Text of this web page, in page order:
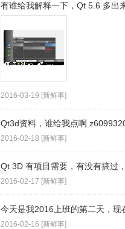
有谁给我解释一下，Qt 5.6 多出
2016-03-19 [新鲜事]
Qt3d资料，谁给我点啊
2016-02-18 [新鲜事]
Qt 3D 有项目需要，有没有搞过
2016-02-17 [新鲜事]
今天是我2016上班的第二天，现
2016-02-16 [新鲜事]